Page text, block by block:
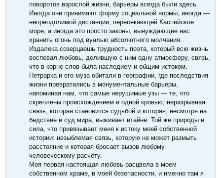
поворотов взрослой жизни, барьеры всегда были здесь.
Иногда они принимают форму социальной нормы, иногда —
непреодолимой дистанции, пересекающей Каспийское
море, а иногда это просто законы, вынуждающие нас
хранить огонь под вуалью абсолютного молчания.
Издалека созерцаешь трудность поэта, который всю жизнь
воспевал любовь, делившую с ним одну атмосферу, связь,
что в корне слов была наследием и общим истоком.
Петрарка и его муза обитали в географии, где последствия
жизни превратились в монументальные барьеры,
напоминая нам, что самые нерушимые узы — те, что
скреплены происхождением и одной кровью; неразрывная
связь, которая становится судьбой и которая, несмотря на
бедствие и суд мира, выживает втайне. Той же природы и
сила, что привязывает меня к истоку моей собственной
истории: незыблемая связь, которую не может размыть
расстояние и которая бросает вызов любому
человеческому расчёту.
Моя первая настоящая любовь расцвела в моем
собственном храме, в моей безопасности, и именно там я